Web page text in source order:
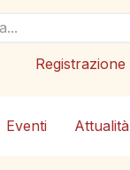
Registrazione
Eventi Attualità